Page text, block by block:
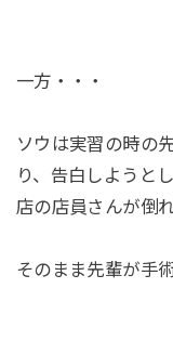
一方・・・
ソウは実習の時の
り、告白しようと
店の店員さんが倒
そのまま先輩が手術